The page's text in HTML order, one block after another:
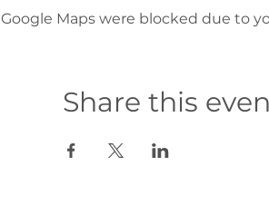
Google Maps were blocked due to
Share this